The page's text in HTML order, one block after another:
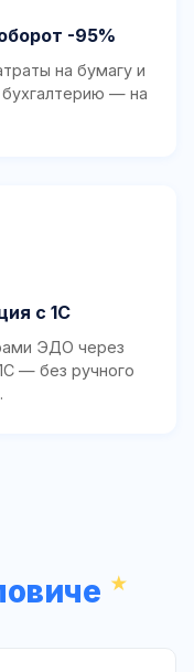
-95%
на бумагу и
бухгалтерию — на
с 1С
ЭДО через
— без ручного